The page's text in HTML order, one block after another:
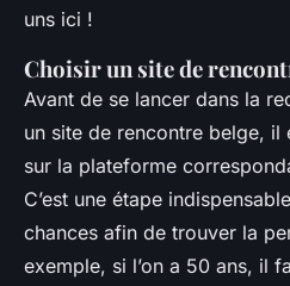
uns ici !
Choisir un site de
Avant de se lancer dans la
un site de rencontre belge, il
sur la plateforme
C’est une étape
chances afin de trouver la
exemple, si l’on a 50 ans, il